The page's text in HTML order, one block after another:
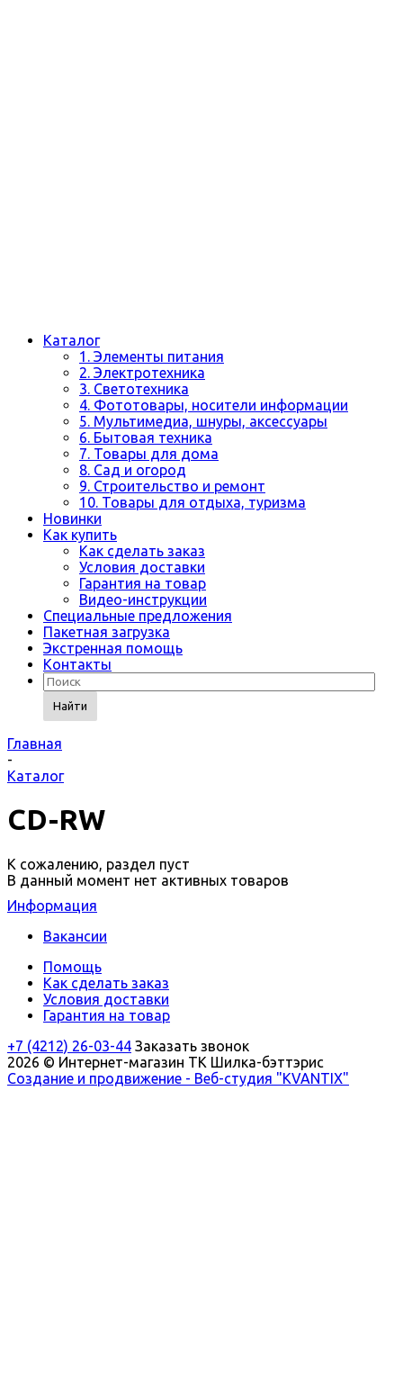
Каталог
1. Элементы питания
2. Электротехника
3. Светотехника
4. Фототовары, носители информации
5. Мультимедиа, шнуры, аксессуары
6. Бытовая техника
7. Товары для дома
8. Сад и огород
9. Строительство и ремонт
10. Товары для отдыха, туризма
Новинки
Как купить
Как сделать заказ
Условия доставки
Гарантия на товар
Видео-инструкции
Специальные предложения
Пакетная загрузка
Экстренная помощь
Контакты
Найти
Главная
-
Каталог
CD-RW
К сожалению, раздел пуст
В данный момент нет активных товаров
Информация
Вакансии
Помощь
Как сделать заказ
Условия доставки
Гарантия на товар
+7 (4212) 26-03-44 Заказать звонок
2026 © Интернет-магазин ТК Шилка-бэттэрис
Создание и продвижение - Веб-студия "KVANTIX"